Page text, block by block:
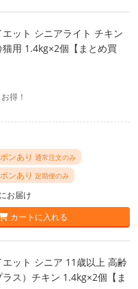
ット シニアライト チキン
用 1.4kg×2個【まとめ買
得！
ンあり 通常注文のみ
ンあり 定期便のみ
にお届け
カートに入れる
ット シニア 11歳以上 高齢
ス）チキン 1.4kg×2個【ま